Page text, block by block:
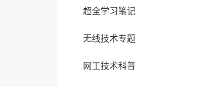
超全学习笔记
无线技术专题
网工技术科普